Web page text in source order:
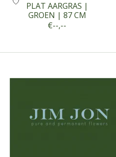
PLAT AARGRAS |
GROEN | 87 CM
€--,--